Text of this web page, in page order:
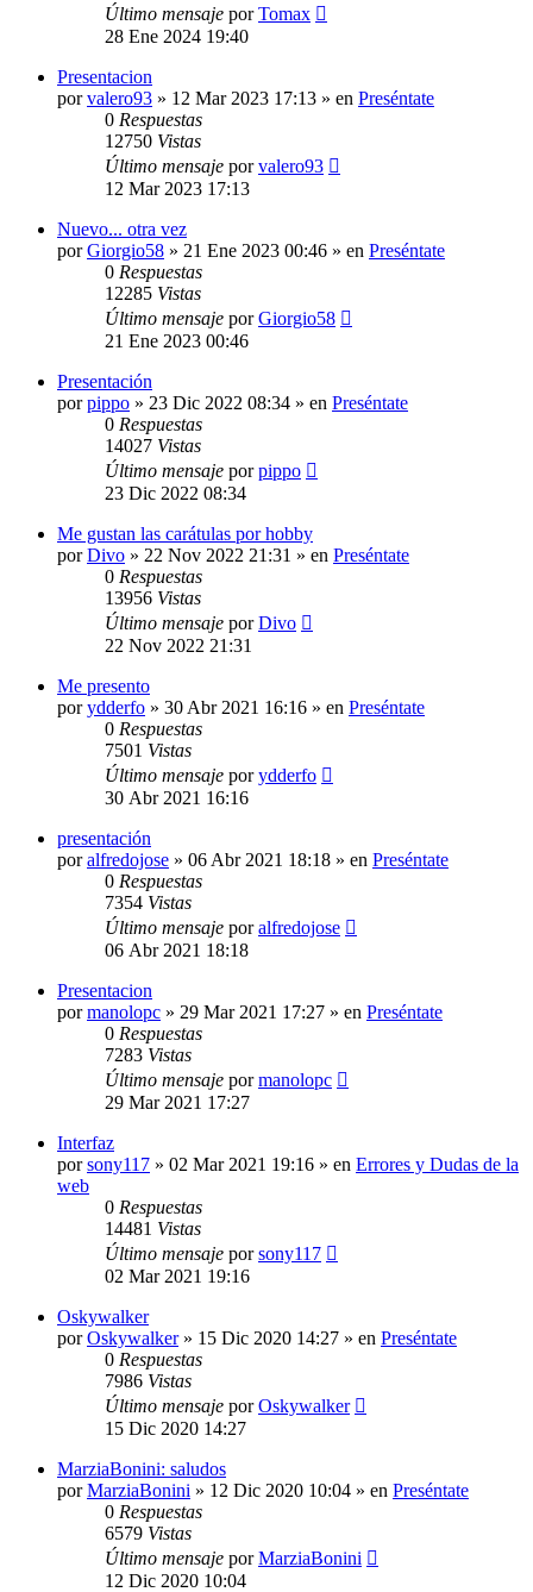
Último mensaje porTomax
28 Ene 2024 19:40
Presentacion
porvalero93 » 12 Mar 2023 17:13 » en Preséntate
0 Respuestas
12750 Vistas
Último mensaje porvalero93
12 Mar 2023 17:13
Nuevo... otra vez
porGiorgio58 » 21 Ene 2023 00:46 » en Preséntate
0 Respuestas
12285 Vistas
Último mensaje porGiorgio58
21 Ene 2023 00:46
Presentación
porpippo » 23 Dic 2022 08:34 » en Preséntate
0 Respuestas
14027 Vistas
Último mensaje porpippo
23 Dic 2022 08:34
Me gustan las carátulas por hobby
porDivo » 22 Nov 2022 21:31 » en Preséntate
0 Respuestas
13956 Vistas
Último mensaje porDivo
22 Nov 2022 21:31
Me presento
porydderfo » 30 Abr 2021 16:16 » en Preséntate
0 Respuestas
7501 Vistas
Último mensaje porydderfo
30 Abr 2021 16:16
presentación
poralfredojose » 06 Abr 2021 18:18 » en Preséntate
0 Respuestas
7354 Vistas
Último mensaje poralfredojose
06 Abr 2021 18:18
Presentacion
pormanolopc » 29 Mar 2021 17:27 » en Preséntate
0 Respuestas
7283 Vistas
Último mensaje pormanolopc
29 Mar 2021 17:27
Interfaz
porsony117 » 02 Mar 2021 19:16 » en Errores y Dudas de la
web
0 Respuestas
14481 Vistas
Último mensaje porsony117
02 Mar 2021 19:16
Oskywalker
porOskywalker» 15 Dic 2020 14:27 » en Preséntate
0 Respuestas
7986 Vistas
Último mensaje porOskywalker
15 Dic 2020 14:27
MarziaBonini: saludos
porMarziaBonini » 12 Dic 2020 10:04 » en Preséntate
0 Respuestas
6579 Vistas
Último mensaje porMarziaBonini
12 Dic 2020 10:04